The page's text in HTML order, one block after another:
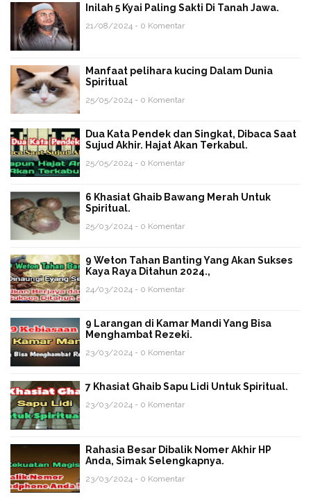
Inilah 5 Kyai Paling Sakti Di Tanah Jawa.
21/08/2024 - 0 Komentar
Manfaat pelihara kucing Dalam Dunia
Spiritual
25/05/2024 - 0 Komentar
Dua Kata Pendek dan Singkat, Dibaca Saat
Sujud Akhir. Hajat Akan Terkabul.
25/05/2024 - 0 Komentar
6 Khasiat Ghaib Bawang Merah Untuk
Spiritual.
25/03/2024 - 0 Komentar
9 Weton Tahan Banting Yang Akan Sukses
Kaya Raya Ditahun 2024.,
24/03/2024 - 0 Komentar
9 Larangan di Kamar Mandi Yang Bisa
Menghambat Rezeki.
23/03/2024 - 0 Komentar
7 Khasiat Ghaib Sapu Lidi Untuk Spiritual.
23/03/2024 - 0 Komentar
Rahasia Besar Dibalik Nomer Akhir HP
Anda, Simak Selengkapnya.
23/03/2024 - 0 Komentar